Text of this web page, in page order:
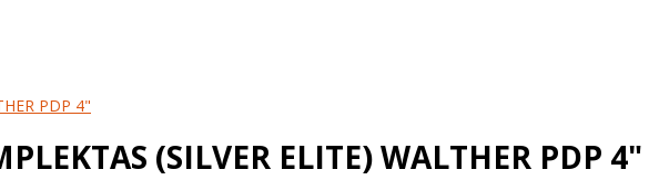
PDP 4"
(SILVER ELITE) WALTHER PDP 4"